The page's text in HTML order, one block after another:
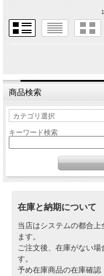
商品検索
キーワード検索
在庫と納期について
当店はシステムの都合
ます。
ご注文後、在庫がない場
す。
予め在庫商品の在庫確